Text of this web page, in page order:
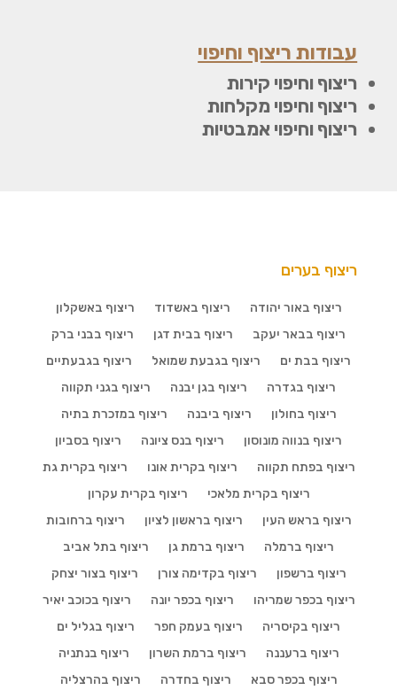
עבודות ריצוף וחיפוי
ריצוף וחיפוי קירות
ריצוף וחיפוי מקלחות
ריצוף וחיפוי אמבטיות
ריצוף בערים
ריצוף באור יהודה ריצוף באשדוד
ריצוף באשקלון
ריצוף בבאר יעקב
ריצוף בבית דגן
ריצוף בבני ברק
ריצוף בבת ים
ריצוף בגבעת שמואל
ריצוף בגבעתיים
ריצוף בגדרה
ריצוף בגן יבנה
ריצוף בגני תקווה
ריצוף בחולון
ריצוף ביבנה
ריצוף במזכרת בתיה
ריצוף בנווה מונוסון
ריצוף בנס ציונה
ריצוף בסביון
ריצוף בפתח תקווה
ריצוף בקרית אונו
ריצוף בקרית גת
ריצוף בקרית מלאכי
ריצוף בקרית עקרון
ריצוף בראש העין
ריצוף בראשון לציון
ריצוף ברחובות
ריצוף ברמלה
ריצוף ברמת גן
ריצוף בתל אביב
ריצוף ברשפון
ריצוף בקדימה צורן
ריצוף בצור יצחק
ריצוף בכפר שמריהו
ריצוף בכפר יונה
ריצוף בכוכב יאיר
ריצוף בקיסריה
ריצוף בעמק חפר
ריצוף בגליל ים
ריצוף ברעננה
ריצוף ברמת השרון
ריצוף בנתניה
ריצוף בכפר סבא
ריצוף בחדרה
ריצוף בהרצליה